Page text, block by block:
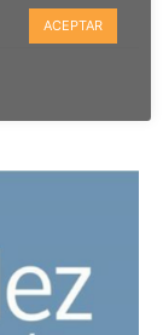
ACEPTAR